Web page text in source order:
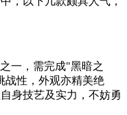
一，需完成"黑暗之
战性，外观亦精美绝
身技艺及实力，不妨勇